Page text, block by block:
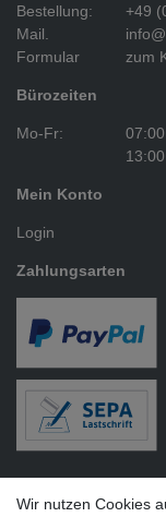
Bestellung:
+49
Mail.
Formular
zum
Bürozeiten
Mo-Fr:
Mein Konto
Login
Zahlungsarten
Wir nutzen Cookies